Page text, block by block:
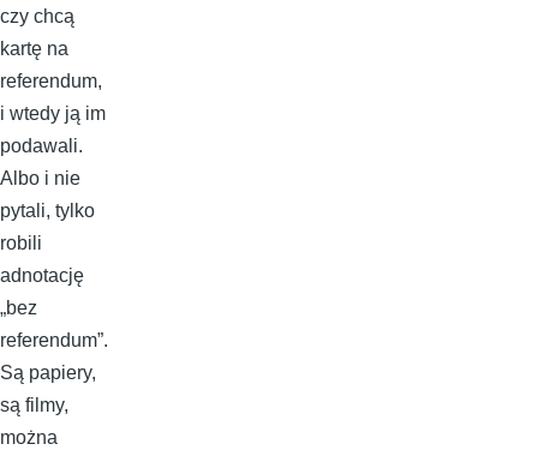
czy chcą
kartę na
referendum,
i wtedy ją im
podawali.
Albo i nie
pytali, tylko
robili
adnotację
„bez
referendum”.
Są papiery,
są filmy,
można